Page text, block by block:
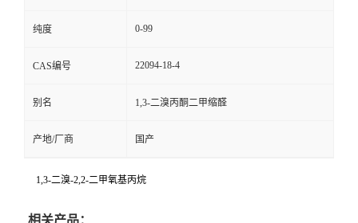
纯度 0-99
CAS编号 22094-18-4
别名 1,3-二溴丙酮二甲缩醛
产地/厂商 国产
1,3-二溴-2,2-二甲氧基丙烷